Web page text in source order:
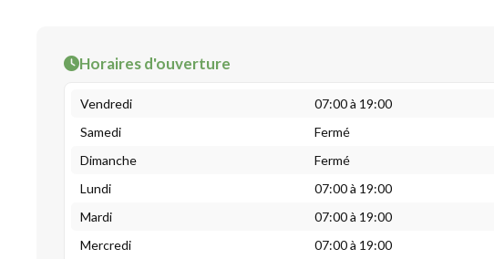
Horaires d'ouverture
Vendredi
07:00 à 19:00
Samedi
Fermé
Dimanche
Fermé
Lundi
07:00 à 19:00
Mardi
07:00 à 19:00
Mercredi
07:00 à 19:00